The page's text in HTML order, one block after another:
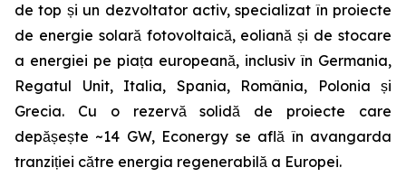
de top și un dezvoltator activ, specializat în proiecte
de energie solară fotovoltaică, eoliană și de stocare
a energiei pe piața europeană, inclusiv în Germania,
Regatul Unit, Italia, Spania, România, Polonia și
Grecia. Cu o rezervă solidă de proiecte care
depășește ~14 GW, Econergy se află în avangarda
tranziției către energia regenerabilă a Europei.